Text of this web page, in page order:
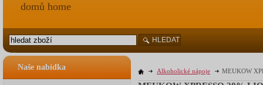
Naše nabídka Alkoholické nápoje MEUKOW
domů home
HLEDAT